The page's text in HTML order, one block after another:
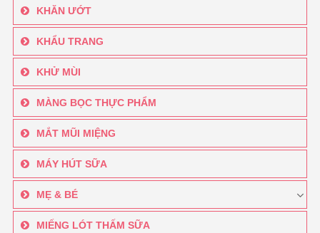
KHĂN ƯỚT
KHẨU TRANG
KHỬ MÙI
MÀNG BỌC THỰC PHẨM
MẮT MŨI MIỆNG
MÁY HÚT SỮA
MẸ & BÉ
MIẾNG LÓT THẤM SỮA